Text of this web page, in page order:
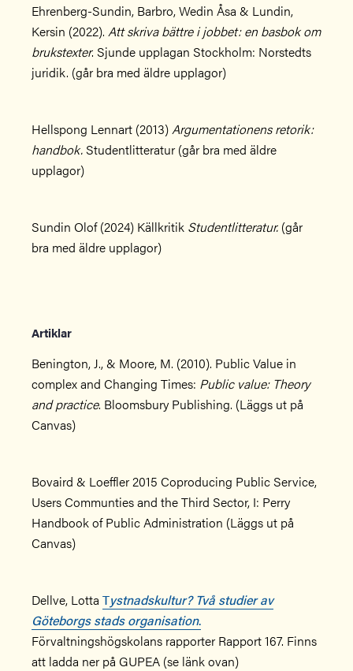
Ehrenberg-Sundin, Barbro, Wedin Åsa & Lundin,
Kersin (2022). Att skriva bättre i jobbet: en basbok om
brukstexter. Sjunde upplagan Stockholm: Norstedts
juridik. (går bra med äldre upplagor)
Hellspong Lennart (2013)Argumentationens retorik:
handbok. Studentlitteratur (går bra med äldre
upplagor)
Sundin Olof (2024) Källkritik Studentlitteratur. (går
bra med äldre upplagor)
Artiklar
Benington, J., & Moore, M. (2010). Public Value in
complex and Changing Times: Public value: Theory
and practice. Bloomsbury Publishing. (Läggs ut på
Canvas)
Bovaird & Loeffler 2015 Coproducing Public Service,
Users Communties and the Third Sector, I: Perry
Handbook of Public Administration (Läggs ut på
Canvas)
Dellve, Lotta Tystnadskultur? Två studier av
Göteborgs stads organisation.
Förvaltningshögskolans rapporter Rapport 167. Finns
att ladda ner på GUPEA (se länk ovan)